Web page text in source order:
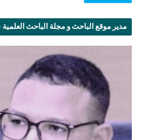
مدير موقع الباحث و مجلة الباحث